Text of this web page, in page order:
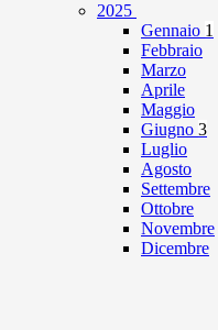
2025
Gennaio 1
Febbraio
Marzo
Aprile
Maggio
Giugno 3
Luglio
Agosto
Settembre
Ottobre
Novembre
Dicembre